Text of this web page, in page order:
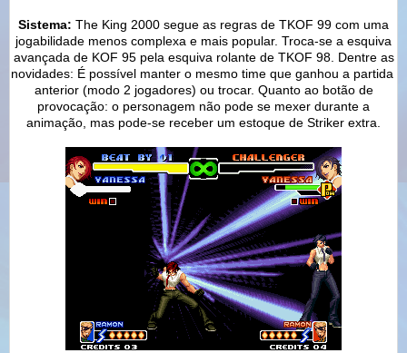
Sistema: The King 2000 segue as regras de TKOF 99 com uma
jogabilidade menos complexa e mais popular. Troca-se a esquiva
avançada de KOF 95 pela esquiva rolante de TKOF 98. Dentre as
novidades: É possível manter o mesmo time que ganhou a partida
anterior (modo 2 jogadores) ou trocar. Quanto ao botão de
provocação: o personagem não pode se mexer durante a
animação, mas pode-se receber um estoque de Striker extra.